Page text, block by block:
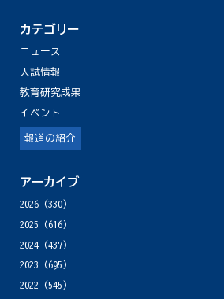
カテゴリー
ニュース
入試情報
教育研究成果
イベント
報道の紹介
アーカイブ
2026(330)
2025 (616)
2024(437)
2023 (695)
2022 (545)